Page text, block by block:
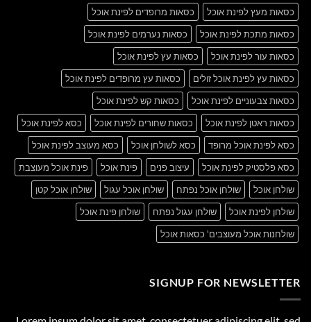
כסאות מעץ לפינת אוכל
כסאות מרופדים לפינת אוכל
כסאות מתכת לפינת אוכל
כסאות נערמים לפינת אוכל
כסאות עור לפינת אוכל
כסאות עץ לפינת אוכל
כסאות עץ לפינת אוכל זולים
כסאות עץ מרופדים לפינת אוכל
כסאות צבעוניים לפינת אוכל
כסאות קש לפינת אוכל
כסאות ראטן לפינת אוכל
כסאות שחורים לפינת אוכל
כסא לפינת אוכל
כסא לפינת אוכל מרופד
כסא לשולחן אוכל
כסא מעוצב לפינת אוכל
כסא פלסטיק לפינת אוכל
עיצוב פנים פינת אוכל
פינת אוכל מעוצבת
שולחן אוכל
שולחן אוכל נפתח שולחן אוכל עגול
שולחן אוכל קטן
שולחן לפינת אוכל
שולחן עגול נפתח
שולחן פינת אוכל
שולחנות אוכל מעוצבים' כסאות אוכל
SIGNUP FOR NEWSLETTER